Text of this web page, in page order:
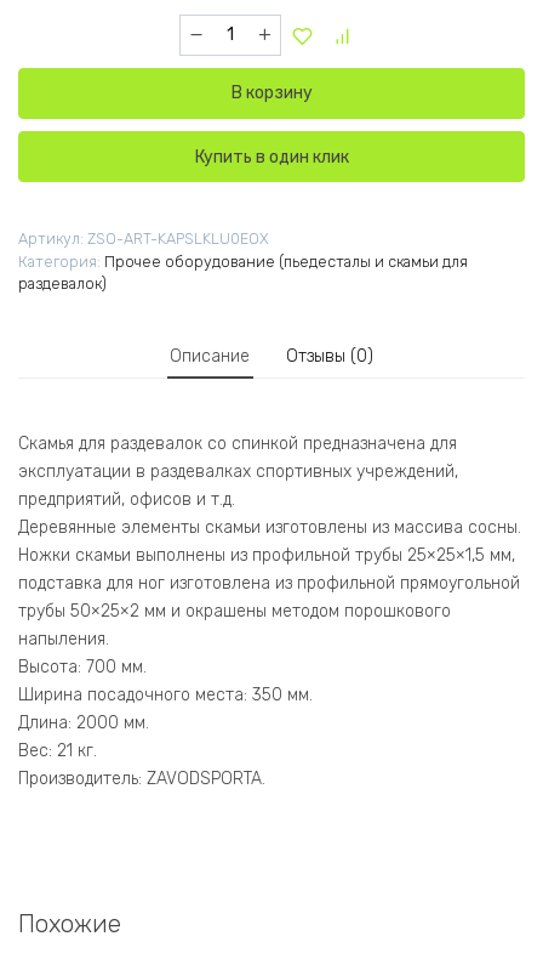
Количество товара Скамья для раздевалок
В корзину
Купить в один клик
Артикул: ZSO-ART-KAPSLKLU0EOX
Категория: Прочее оборудование (пьедесталы и скамьи для
раздевалок)
Описание Отзывы (0)
Скамья для раздевалок со спинкой предназначена для
эксплуатации в раздевалках спортивных учреждений,
предприятий, офисов и т.д.
Деревянные элементы скамьи изготовлены из массива сосны.
Ножки скамьи выполнены из профильной трубы 25×25×1,5 мм,
подставка для ног изготовлена из профильной прямоугольной
трубы 50×25×2 мм и окрашены методом порошкового
напыления.
Высота: 700 мм.
Ширина посадочного места: 350 мм.
Длина: 2000 мм.
Вес: 21 кг.
Производитель: ZAVODSPORTA.
Похожие